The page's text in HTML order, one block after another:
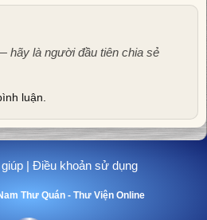
hãy là người đầu tiên chia sẻ
luận.
| Điều khoản sử dụng
Thư Quán - Thư Viện Online